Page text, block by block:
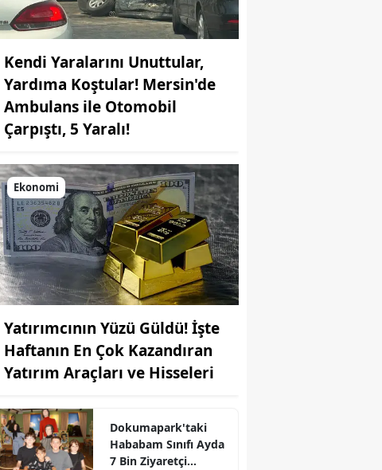
Kendi Yaralarını Unuttular,
Yardıma Koştular! Mersin'de
Ambulans ile Otomobil
Çarpıştı, 5 Yaralı!
Ekonomi
Yatırımcının Yüzü Güldü! İşte
Haftanın En Çok Kazandıran
Yatırım Araçları ve Hisseleri
Dokumapark'taki
Hababam Sınıfı Ayda
7 Bin Ziyaretçi